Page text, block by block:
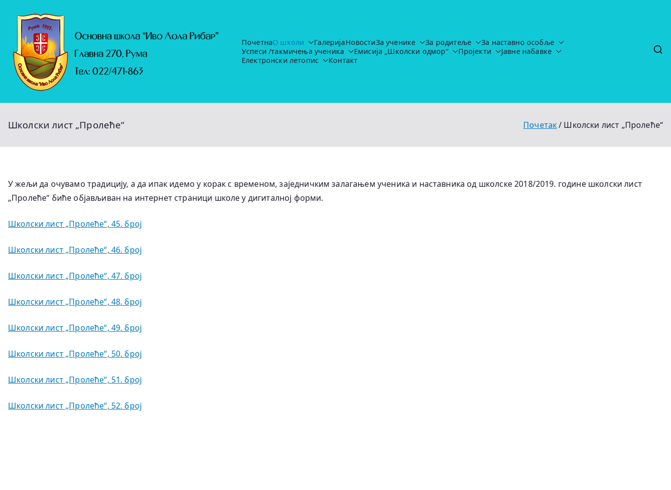
садржај
Основна школа "Иво Лола Рибар"
https://ruma.rs/vesti/ulaganja-u-obrazovanje-u-rumi-se-nastavljaju-uredj
ПочетнаО школи ГалеријаНовостиЗа ученике За родитеље
За наставно особље
Успеси /такмичења ученика
Емисија „Школски одмор“ Пројекти
Јавне набавке
Електронски летопис
Контакт
Школски лист „Пролеће“ Почетак Школски лист „Пролеће“
У жељи да очувамо традицију, а да ипак идемо у корак с временом, заједничким залагањем ученика и наставника од школске 2018/2019. године школски лист
„Пролеће“ биће објављиван на интернет страници школе у дигиталној форми.
Школски лист „Пролеће“, 45. број
Школски лист „Пролеће“, 46. број
Школски лист „Пролеће“, 47. број
Школски лист „Пролеће“, 48. број
Школски лист „Пролеће“, 49. број
Школски лист „Пролеће“, 50. број
Школски лист „Пролеће“, 51. број
Школски лист „Пролеће“, 52. број